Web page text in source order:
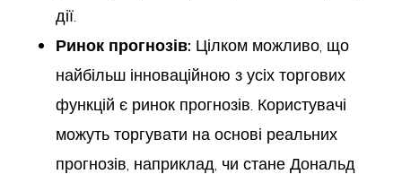
дії.
Ринок прогнозів: Цілком можливо, що
найбільш інноваційною з усіх торгових
функцій є ринок прогнозів. Користувачі
можуть торгувати на основі реальних
прогнозів, наприклад, чи стане Дональд